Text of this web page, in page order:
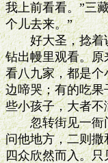
我上前看看。”三
个儿去来。”
好大圣，捻着诀
钻出幔里观看。
看八九家，都是
边啼哭；有的吃
些小孩子，大者
忽转街见一衙门
问他地方，二则撒
四众欣然而入。